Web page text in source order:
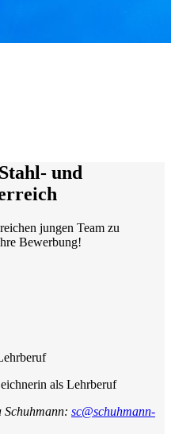
und
jungen Team zu
Bewerbung!
als Lehrberuf
sc@schuhmann-